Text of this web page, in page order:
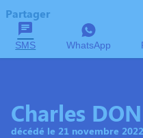
Partager
SMS WhatsApp
Charles
décédé le 21 novembre